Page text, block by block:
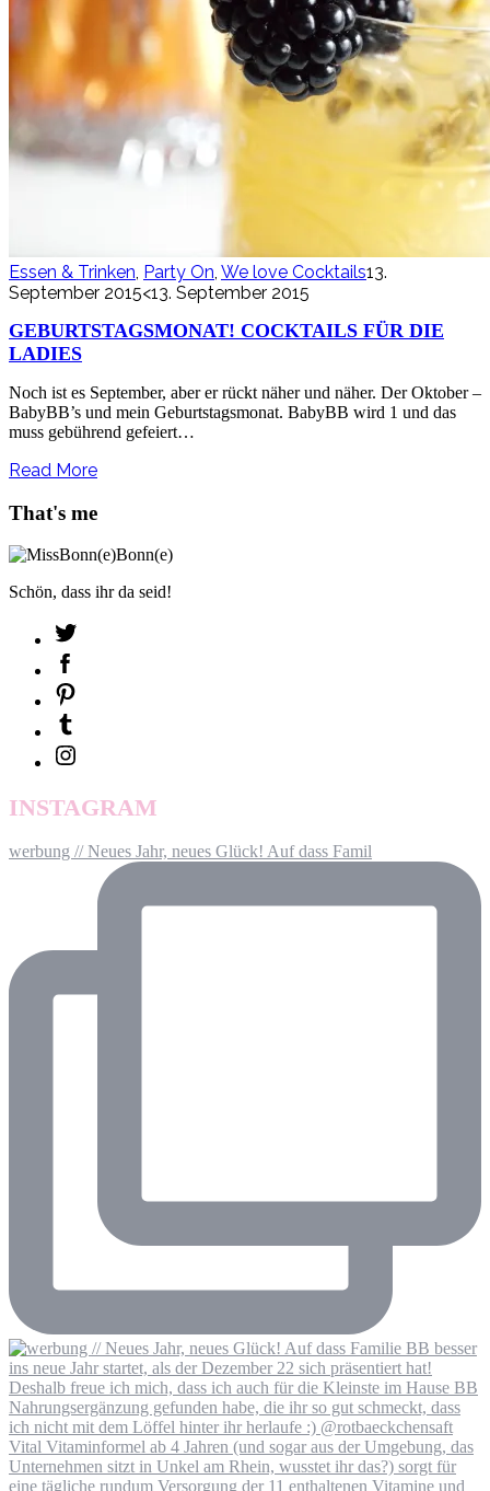
Essen & Trinken, Party On, We love Cocktails13.
September 2015<13. September 2015
GEBURTSTAGSMONAT! COCKTAILS FÜR DIE
LADIES
Noch ist es September, aber er rückt näher und näher. Der Oktober –
BabyBB’s und mein Geburtstagsmonat. BabyBB wird 1 und das
muss gebührend gefeiert…
Read More
That's me
Schön, dass ihr da seid!
INSTAGRAM
werbung // Neues Jahr, neues Glück! Auf dass Famil